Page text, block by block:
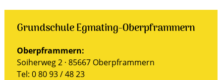
Grundschule Egmating-Oberpframmern
Oberpframmern:
Soiherweg 2 · 85667 Oberpframmern
Tel: 0 80 93 / 48 23